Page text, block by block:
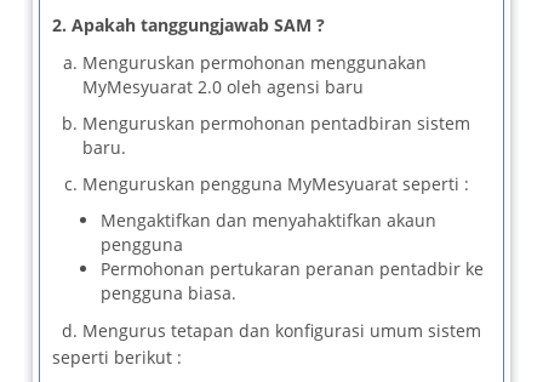
2. Apakah tanggungjawab SAM ?
Menguruskan permohonan menggunakan
MyMesyuarat 2.0 oleh agensi baru
Menguruskan permohonan pentadbiran sistem
baru.
Menguruskan pengguna MyMesyuarat seperti :
Mengaktifkan dan menyahaktifkan akaun
pengguna
Permohonan pertukaran peranan pentadbir ke
pengguna biasa.
d. Mengurus tetapan dan konfigurasi umum sistem
seperti berikut :